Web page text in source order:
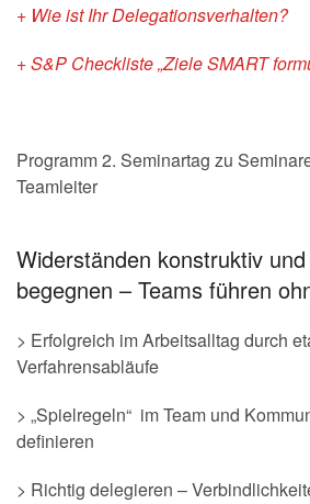
+ Wie ist Ihr Delegationsverhalten?
+ S&P Checkliste „Ziele SMART
Programm 2. Seminartag zu
Teamleiter
Widerständen konstruktiv
begegnen – Teams führen
> Erfolgreich im Arbeitsalltag durch
Verfahrensabläufe
> „Spielregeln“ im Team und
definieren
> Richtig delegieren –